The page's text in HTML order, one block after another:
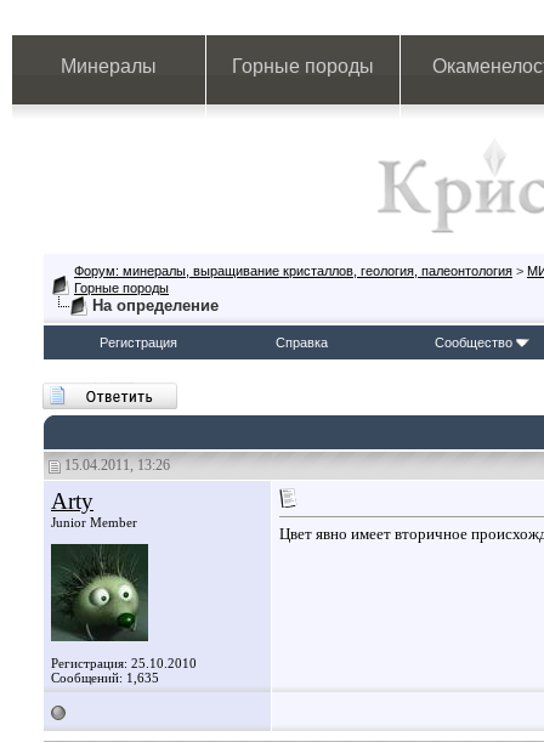
Минералы Горные породы
Форум: минералы, выращивание кристаллов, геология, палеонтология >
Горные породы
На определение
Регистрация Справка Сообщество
15.04.2011, 13:26
Arty
Junior Member
Регистрация: 25.10.2010
Сообщений: 1,635
Цвет явно имеет вторичное